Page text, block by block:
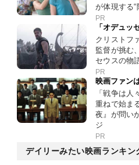
が体現する“
PR
「オデュッ
クリストフ
監督が挑む
セウスの物
PR
映画ファン
「戦争は人
重ねで始ま
夜』が問い
ジ
PR
デイリーみたい映画ランキン